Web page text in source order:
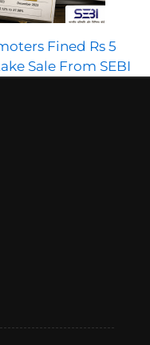
Fined Rs 5
Sale From SEBI